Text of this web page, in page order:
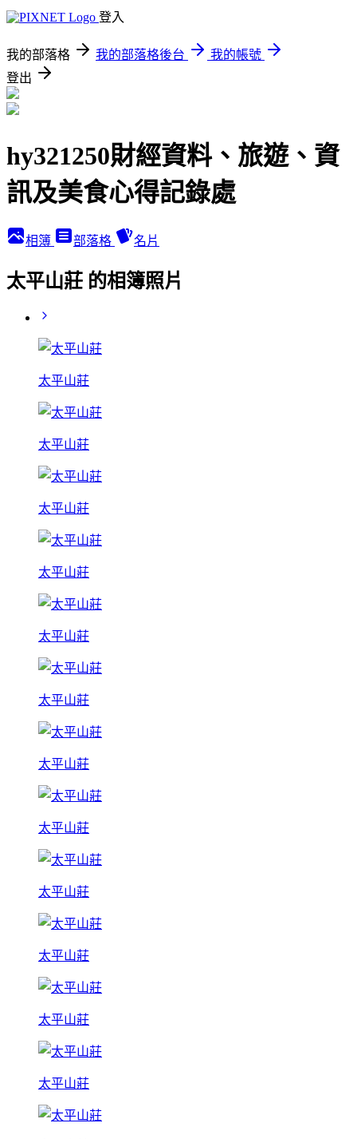
登入
我的部落格 我的部落格後台
我的帳號
登出
hy321250財經資料、旅遊、資
訊及美食心得記錄處
相簿 部落格 名片
太平山莊 的相簿照片
太平山莊
太平山莊
太平山莊
太平山莊
太平山莊
太平山莊
太平山莊
太平山莊
太平山莊
太平山莊
太平山莊
太平山莊